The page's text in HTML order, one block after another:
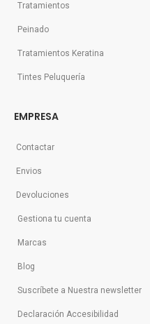
Tratamientos
Peinado
Tratamientos Keratina
Tintes Peluquería
EMPRESA
Contactar
Envios
Devoluciones
Gestiona tu cuenta
Marcas
Blog
Suscríbete a Nuestra newsletter
Declaración Accesibilidad